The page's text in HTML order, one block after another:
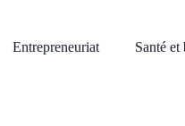
Entrepreneuriat Santé et